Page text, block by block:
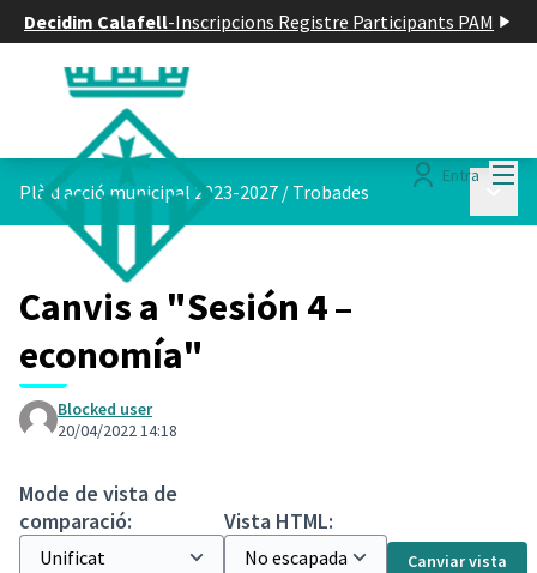
Decidim Calafell-Inscripcions Registre Participants PAM
Entra
Plà d acció municipal 2023-2027 / Trobades
Canvis a "Sesión 4 –
economía"
Blocked user
20/04/2022 14:18
Mode de vista de
comparació:
Vista HTML:
Canviar vista